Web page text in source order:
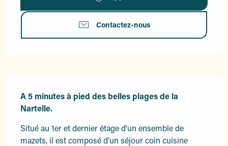
Contactez-nous
A 5 minutes à pied des belles plages de la
Nartelle.
Situé au 1er et dernier étage d'un ensemble de
mazets, il est composé d'un séjour coin cuisine